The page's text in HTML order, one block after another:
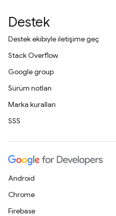
Destek
Destek ekibiyle iletişime geç
Stack Overflow
Google group
Sürüm notları
Marka kuralları
SSS
Android
Chrome
Firebase